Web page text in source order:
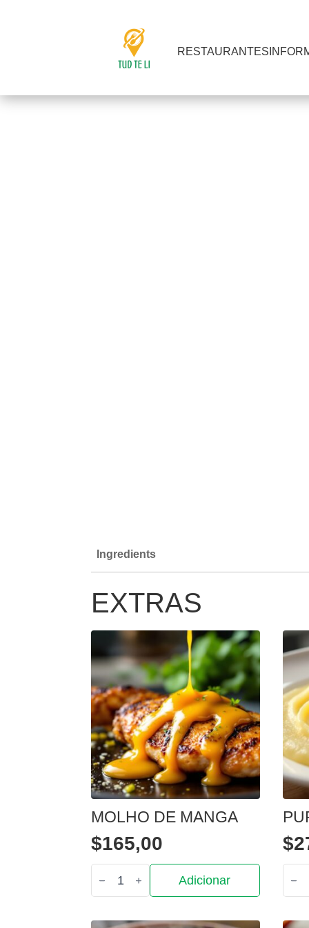
RESTAURANTES
Ingredients
EXTRAS
MOLHO DE MANGA
$165,00
Quantidade
de
Molho
manga
Adicionar
$
de
Puré